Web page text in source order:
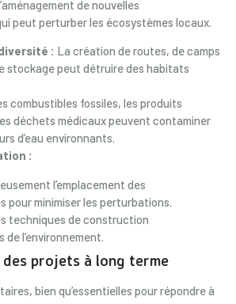
de nouvelles
peut perturber les écosystèmes locaux.
: La création de routes, de camps
stockage peut détruire des habitats
combustibles fossiles, les produits
déchets médicaux peuvent contaminer
d’eau environnants.
:
l’emplacement des
minimiser les perturbations.
techniques de construction
l’environnement.
projets à long terme
bien qu’essentielles pour répondre à